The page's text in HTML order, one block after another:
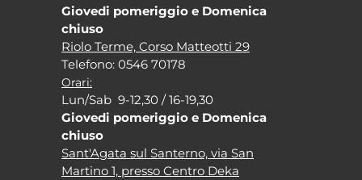
Giovedi pomeriggio e Domenica
chiuso
Riolo Terme, Corso Matteotti 29
Telefono: 0546 70178
Orari:
Lun/Sab 9-12,30 / 16-19,30
Giovedi pomeriggio e Domenica
chiuso
Sant'Agata sul Santerno, via San
Martino 1, presso Centro Deka